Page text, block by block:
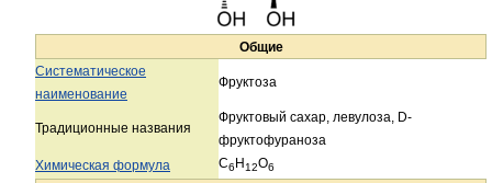
Общие
Систематическое
наименование
Фруктоза
Традиционные названия
Фруктовый сахар, левулоза, D-
фруктофураноза
Химическая формула
C6H12O6